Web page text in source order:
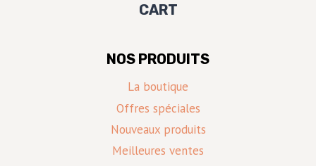
CART
NOS PRODUITS
La boutique
Offres spéciales
Nouveaux produits
Meilleures ventes